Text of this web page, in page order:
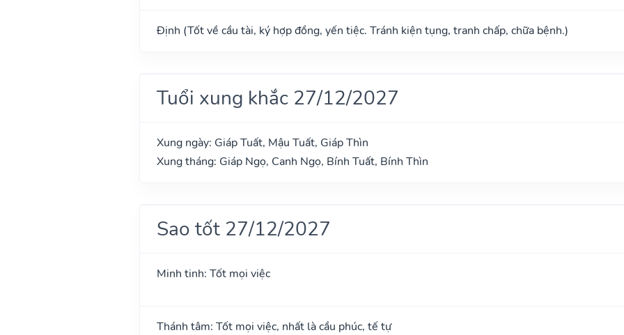
Định (Tốt về cầu tài, ký hợp đồng, yến tiệc. Tránh kiện tụng, tranh chấp, chữa bệnh.)
Tuổi xung khắc 27/12/2027
Xung ngày: Giáp Tuất, Mậu Tuất, Giáp Thìn
Xung tháng: Giáp Ngọ, Canh Ngọ, Bính Tuất, Bính Thìn
Sao tốt 27/12/2027
Minh tinh: Tốt mọi việc
Thánh tâm: Tốt mọi việc, nhất là cầu phúc, tế tự